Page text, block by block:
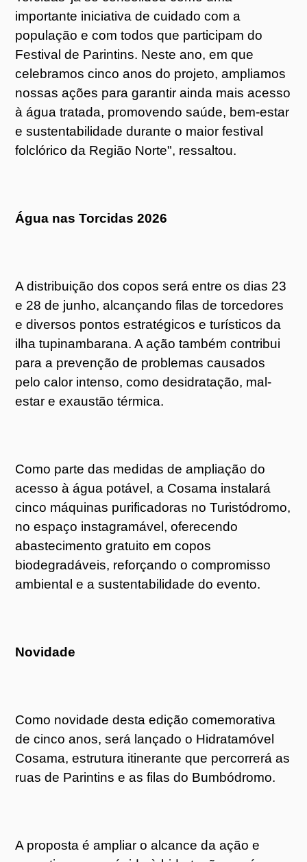
importante iniciativa de cuidado com a
população e com todos que participam do
Festival de Parintins. Neste ano, em que
celebramos cinco anos do projeto, ampliamos
nossas ações para garantir ainda mais acesso
à água tratada, promovendo saúde, bem-estar
e sustentabilidade durante o maior festival
folclórico da Região Norte", ressaltou.
Água nas Torcidas 2026
A distribuição dos copos será entre os dias 23
e 28 de junho, alcançando filas de torcedores
e diversos pontos estratégicos e turísticos da
ilha tupinambarana. A ação também contribui
para a prevenção de problemas causados
pelo calor intenso, como desidratação, mal-
estar e exaustão térmica.
Como parte das medidas de ampliação do
acesso à água potável, a Cosama instalará
cinco máquinas purificadoras no Turistódromo,
no espaço instagramável, oferecendo
abastecimento gratuito em copos
biodegradáveis, reforçando o compromisso
ambiental e a sustentabilidade do evento.
Novidade
Como novidade desta edição comemorativa
de cinco anos, será lançado o Hidratamóvel
Cosama, estrutura itinerante que percorrerá as
ruas de Parintins e as filas do Bumbódromo.
A proposta é ampliar o alcance da ação e